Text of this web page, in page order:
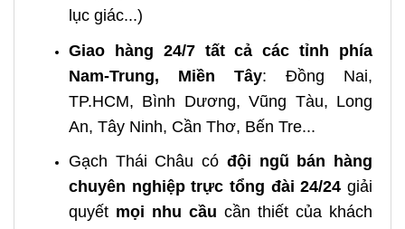
lục giác...)
Giao hàng 24/7 tất cả các tỉnh phía
Nam-Trung, Miền Tây: Đồng Nai,
TP.HCM, Bình Dương, Vũng Tàu, Long
An, Tây Ninh, Cần Thơ, Bến Tre...
Gạch Thái Châu có đội ngũ bán hàng
chuyên nghiệp trực tổng đài 24/24 giải
quyết mọi nhu cầu cần thiết của khách